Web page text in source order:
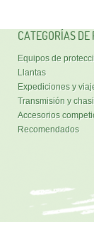
CATEGORÍAS DE
Equipos de
Llantas
Expediciones y
Transmisión y
Accesorios
Recomendados